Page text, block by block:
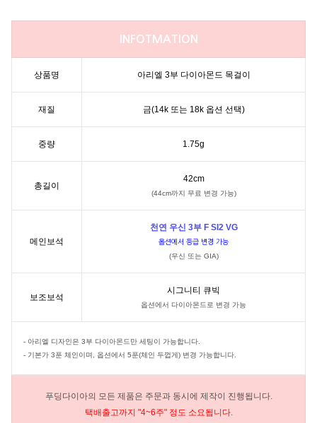
INFOTMATION
상품명 아리엘 3부 다이아몬드 목걸이
재질 금(14k 또는 18k 옵션 선택)
중량 1.75g
총길이
42cm
(44cm까지 무료 변경 가능)
메인보석
천연 우신 3부 F SI2 VG
옵션에서 등급 변경 가능
(우신 또는 GIA)
보조보석
시그니티 큐빅
옵션에서 다이아몬드로 변경 가능
- 아리엘 디자인은 3부 다이아몬드만 세팅이 가능합니다.
- 기본가 3푼 체인이며, 옵션에서 5푼(체인 두껍게) 변경 가능합니다.
푸딩다이아의 모든 제품은 주문과 동시에 제작이 진행됩니다.
택배출고까지 "4~6주" 정도 소요됩니다.